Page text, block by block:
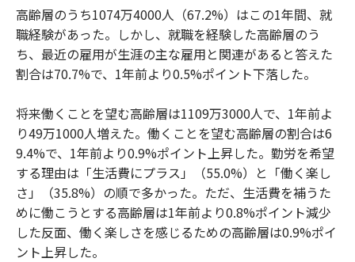
高齢層のうち1074万4000人（67.2%）はこの1年間、就
職経験があった。しかし、就職を経験した高齢層のう
ち、最近の雇用が生涯の主な雇用と関連があると答えた
割合は70.7%で、1年前より0.5%ポイント下落した。
将来働くことを望む高齢層は1109万3000人で、1年前よ
り49万1000人増えた。働くことを望む高齢層の割合は6
9.4%で、1年前より0.9%ポイント上昇した。勤労を希望
する理由は「生活費にプラス」（55.0%）と「働く楽し
さ」（35.8%）の順で多かった。ただ、生活費を補うた
めに働こうとする高齢層は1年前より0.8%ポイント減少
した反面、働く楽しさを感じるための高齢層は0.9%ポイ
ント上昇した。